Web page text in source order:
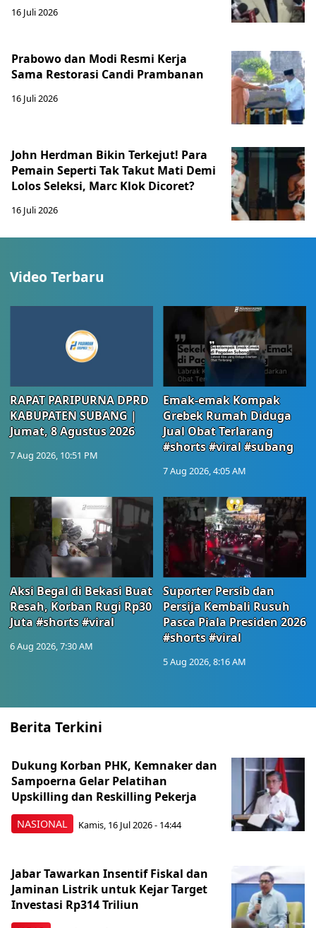
16 Juli 2026
Prabowo dan Modi Resmi Kerja
Sama Restorasi Candi Prambanan
16 Juli 2026
John Herdman Bikin Terkejut! Para
Pemain Seperti Tak Takut Mati Demi
Lolos Seleksi, Marc Klok Dicoret?
16 Juli 2026
Video Terbaru
RAPAT PARIPURNA DPRD
KABUPATEN SUBANG |
Jumat, 8 Agustus 2026
7 Aug 2026, 10:51 PM
Emak-emak Kompak
Grebek Rumah Diduga
Jual Obat Terlarang
#shorts #viral #subang
7 Aug 2026, 4:05 AM
Aksi Begal di Bekasi Buat
Resah, Korban Rugi Rp30
Juta #shorts #viral
6 Aug 2026, 7:30 AM
Suporter Persib dan
Persija Kembali Rusuh
Pasca Piala Presiden 2026
#shorts #viral
5 Aug 2026, 8:16 AM
Berita Terkini
NASIONAL
Dukung Korban PHK, Kemnaker dan
Sampoerna Gelar Pelatihan
Upskilling dan Reskilling Pekerja
Kamis, 16 Jul 2026 - 14:44
Jabar Tawarkan Insentif Fiskal dan
Jaminan Listrik untuk Kejar Target
Investasi Rp314 Triliun